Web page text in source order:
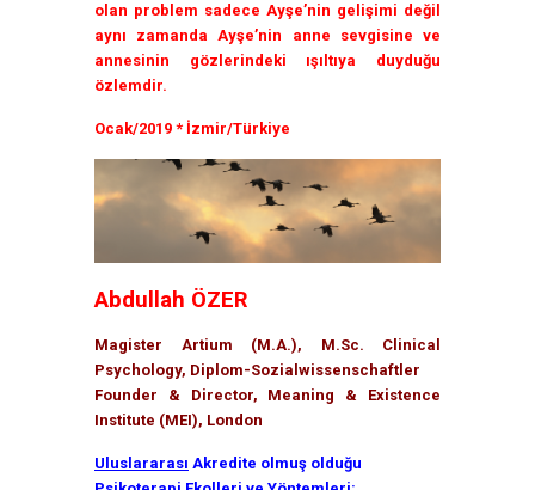
olan problem sadece Ayşe’nin gelişimi değil
aynı zamanda Ayşe’nin anne sevgisine ve
annesinin gözlerindeki ışıltıya duyduğu
özlemdir.
Ocak/2019 * İzmir/Türkiye
Abdullah ÖZER
Magister Artium (M.A.), M.Sc. Clinical
Psychology, Diplom-Sozialwissenschaftler
Founder & Director, Meaning & Existence
Institute (MEI), London
Uluslararası Akredite olmuş olduğu